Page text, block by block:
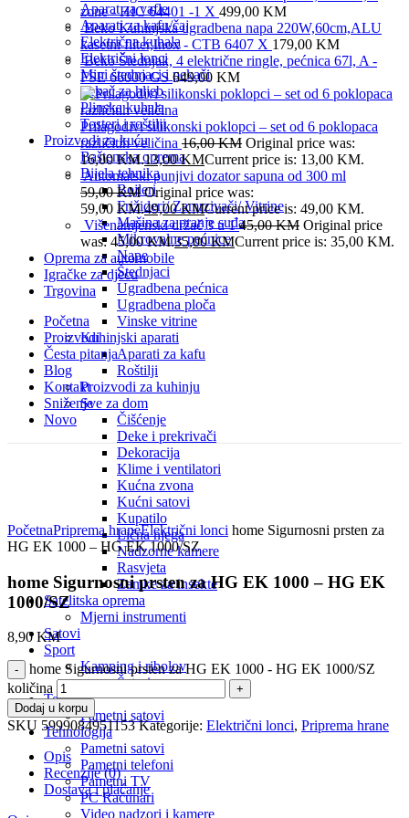
Aparat za vafle
Aparati za kafu/čaj
Električna kuhala
Električni lonci
Mini štednjaci i pekači
Pekač za hljeb
Plinska kuhala
Tosteri i roštilji
Proizvodi za kuću
Baštenska oprema
Bijela tehnika
Bojleri
Frižideri/ Zamrzivači/ Vitrine
Mašina za pranje suđa
Mikrovalne pećnice
Nape
Štednjaci
Ugradbena pećnica
Ugradbena ploča
Vinske vitrine
Kuhinjski aparati
Aparati za kafu
Roštilji
Proizvodi za kuhinju
Sve za dom
Čišćenje
Deke i prekrivači
Dekoracija
Klime i ventilatori
Kućna zvona
Kućni satovi
Kupatilo
Lična njega
Nadzorne kamere
Rasvjeta
Zamke za insekte
Satelitska oprema
Mjerni instrumenti
Satovi
Sport
Kamping i ribolov
Šatori
Tehnika
Pametni satovi
Tehnologija
Pametni satovi
Pametni telefoni
Pametni TV
PC Računari
Video nadzori i kamere
zone - HIC 64401 -1 X 499,00 KM
Beko Kuhinjska ugradbena napa 220W,60cm,ALU
kasetni filter,Inox - CTB 6407 X 179,00 KM
Beko Štednjak, 4 električne ringle, pećnica 67l, A -
FSE 66000 GS649,00 KM
Prilagodivi silikonski poklopci – set od 6 poklopaca
različitih veličina 16,00KM Original price was:
16,00 KM.13,00KMCurrent price is: 13,00 KM.
Automatski punjivi dozator sapuna od 300 ml
59,00KM Original price was:
59,00 KM.49,00KMCurrent price is: 49,00 KM.
Višenamjenski držač 3 u 145,00KM Original price
was: 45,00 KM.35,00KMCurrent price is: 35,00 KM.
Oprema za automobile
Igračke za djecu
Trgovina
Početna
Proizvodi
Česta pitanja
Blog
Kontakt
Sniženje
Novo
PočetnaPriprema hraneElektrični lonci home Sigurnosni prsten za
HG EK 1000 – HG EK 1000/SZ
home Sigurnosni prsten za HG EK 1000 – HG EK
1000/SZ
8,90KM
home Sigurnosni prsten za HG EK 1000 - HG EK 1000/SZ
količina
Dodaj u korpu
SKU 5999084951153Kategorije: Električni lonci, Priprema hrane
Opis
Recenzije (0)
Dostava i plaćanje